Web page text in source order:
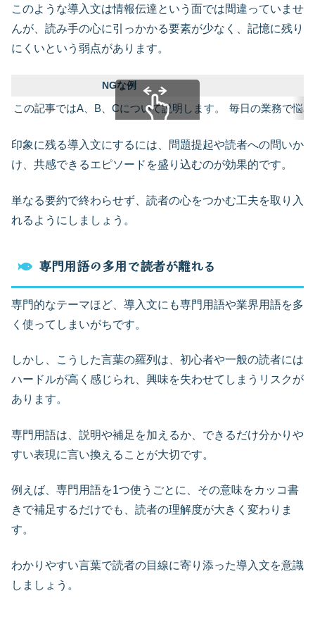
このような導入文は情報伝達という面では間違っていませ
んが、読み手の心に引っかかる要素が少なく、記憶に残り
にくいという弱点があります。
NGな例
この記事ではA、B、Cについて説明します。 毎日の業務で悩
印象に残る導入文にするには、問題提起や読者への問いか
け、共感できるエピソードを盛り込むのが効果的です。
単なる要約で終わらせず、読者の心をつかむ工夫を取り入
れるようにしましょう。
専門用語の多用で読者が離れる
専門的なテーマほど、導入文にも専門用語や業界用語を多
く使ってしまいがちです。
しかし、こうした言葉の羅列は、初心者や一般の読者には
ハードルが高く感じられ、興味を失わせてしまうリスクが
あります。
専門用語は、説明や補足を加えるか、できるだけ分かりや
すい表現に言い換えることが大切です。
例えば、専門用語を1つ使うごとに、その意味をカッコ書
きで補足するだけでも、読者の理解度が大きく変わりま
す。
わかりやすい言葉で読者の目線に寄り添った導入文を意識
しましょう。